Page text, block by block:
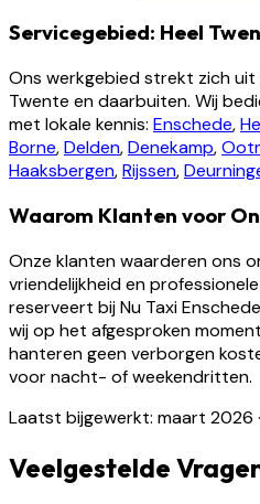
Servicegebied: Heel
Ons werkgebied strekt zich
Twente en daarbuiten. Wij
met lokale kennis: Enschede,
Borne,Delden,Denekamp,
Haaksbergen,Rijssen,
Waarom Klanten voor
Onze klanten waarderen ons
vriendelijkheid en
reserveert bij Nu Taxi
wij op het afgesproken
hanteren geen verborgen
voor nacht- of weekendritten.
Laatst bijgewerkt: maart 2026 ·
Veelgestelde